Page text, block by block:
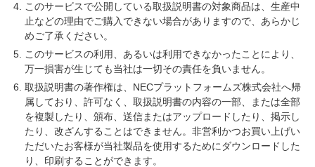
このサービスで公開している取扱説明書の対象商品は、生産中
止などの理由でご購入できない場合がありますので、あらかじ
めご了承ください。
このサービスの利用、あるいは利用できなかったことにより、
万一損害が生じても当社は一切その責任を負いません。
取扱説明書の著作権は、NECプラットフォームズ株式会社へ帰
属しており、許可なく、取扱説明書の内容の一部、または全部
を複製したり、頒布、送信またはアップロードしたり、掲示し
たり、改ざんすることはできません。非営利かつお買い上げい
ただいたお客様が当社製品を使用するためにダウンロードした
り、印刷することができます。